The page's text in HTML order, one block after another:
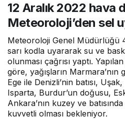
12 Aralık 2022 hava
Meteoroloji’den sel
Meteoroloji Genel Müdürlüğü
sarı kodla uyararak su ve
olunması çağrısı yaptı.
göre, yağışların Marmara’nın
Ege ile Denizli’nin batısı,
Isparta, Burdur’un doğusu,
Ankara’nın kuzey ve
kuvvetli olması bekleniyor.